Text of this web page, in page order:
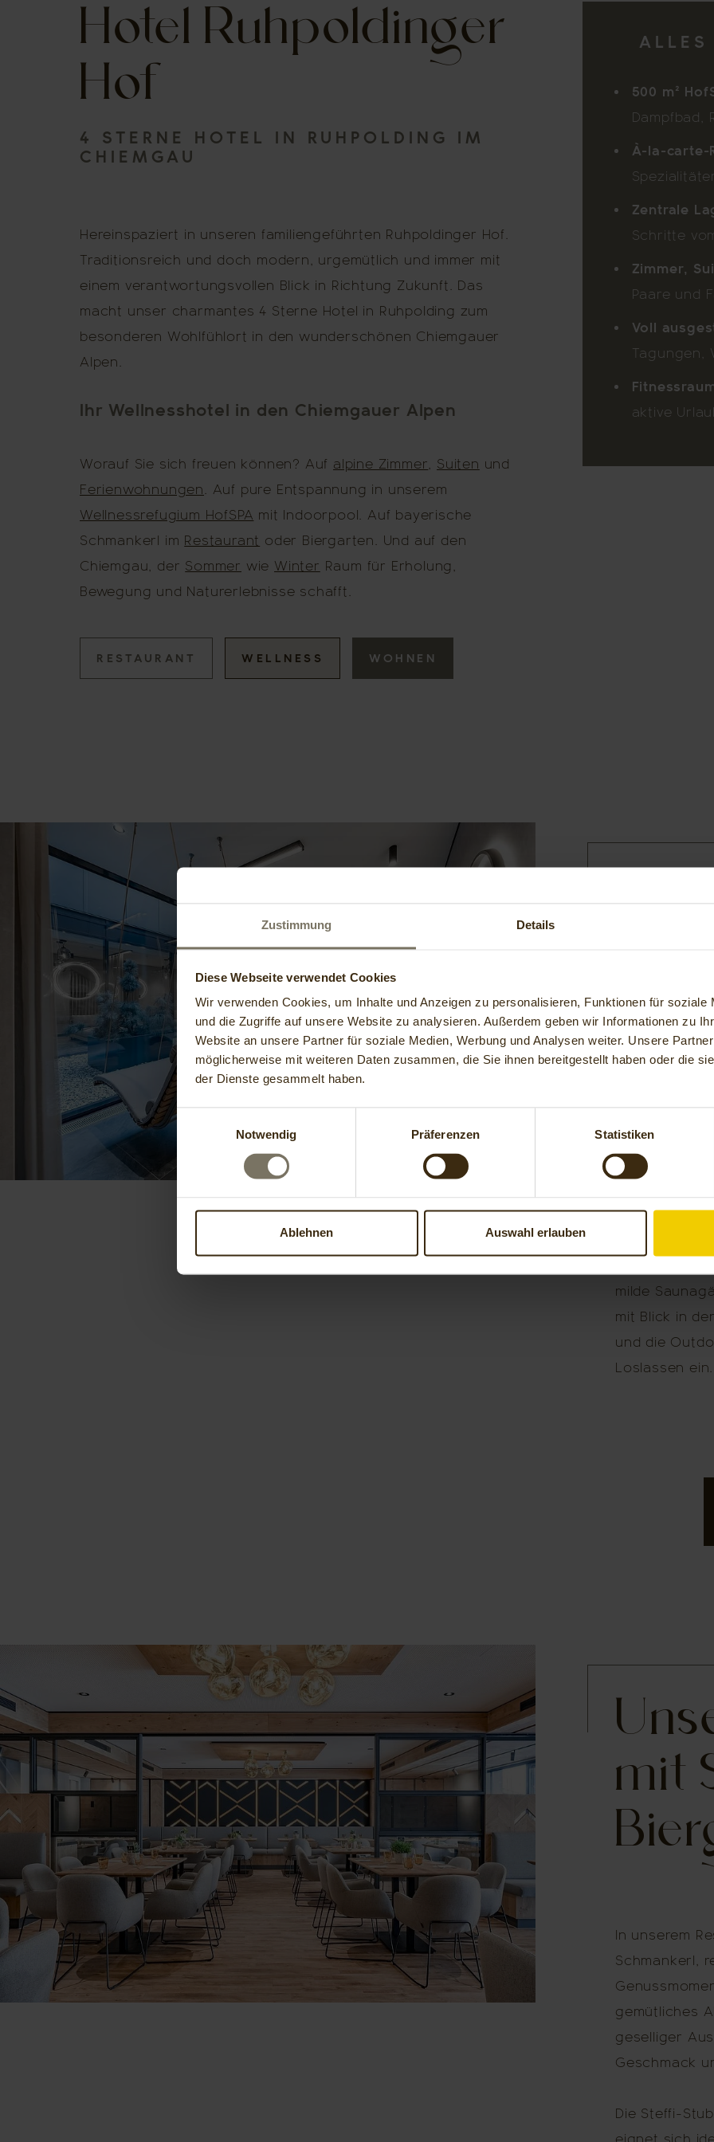
Zustimmung Details
Diese Webseite verwendet Cookies
Wir verwenden Cookies, um Inhalte und Anzeigen zu personalisieren, Funktionen für soziale
und die Zugriffe auf unsere Website zu analysieren. Außerdem geben wir Informationen zu
Website an unsere Partner für soziale Medien, Werbung und Analysen weiter. Unsere
möglicherweise mit weiteren Daten zusammen, die Sie ihnen bereitgestellt haben oder die
der Dienste gesammelt haben.
Einwilligungsauswahl
Notwendig
Präferenzen Statistiken
Ablehnen Auswahl erlauben
Hotel Ruhpoldinger
Hof
4 STERNE HOTEL IN RUHPOLDING IM
CHIEMGAU
Hereinspaziert in unseren familiengeführten Ruhpoldinger Hof.
Traditionsreich und doch modern, urgemütlich und immer mit
einem verantwortungsvollen Blick in Richtung Zukunft. Das
macht unser charmantes 4 Sterne Hotel in Ruhpolding zum
besonderen Wohlfühlort in den wunderschönen Chiemgauer
Alpen.
Ihr Wellnesshotel in den Chiemgauer Alpen
Worauf Sie sich freuen können? Auf alpine Zimmer, Suiten und
Ferienwohnungen. Auf pure Entspannung in unserem
Wellnessrefugium HofSPA mit Indoorpool. Auf bayerische
Schmankerl im Restaurant oder Biergarten. Und auf den
Chiemgau, der Sommer wie Winter Raum für Erholung,
Bewegung und Naturerlebnisse schafft.
RESTAURANT WELLNESS WOHNEN
ALLES
500 m²
Dampfbad,
À-la-carte-
Zentrale
Schritte
Zimmer,
Paare und
Voll
Tagungen,
aktive
Im neuen
Wärme und
verbindet
Details zu
Freuen Sie
mit
milde
mit Blick in
und die
Loslassen ein.
mit
In unserem
Schmankerl,
gemütliches
geselliger
Geschmack
Die Steffi-